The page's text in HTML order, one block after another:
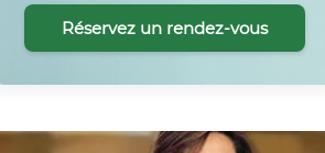
Réservez un rendez-vous